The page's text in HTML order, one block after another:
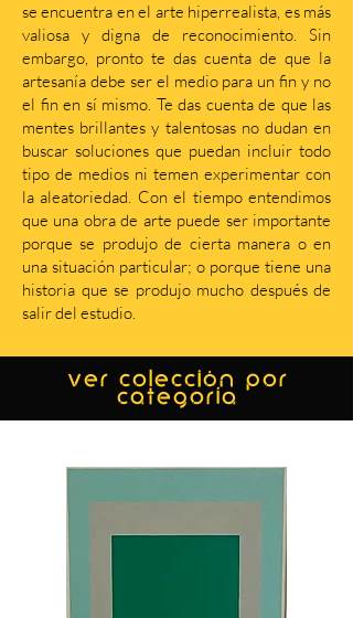
se encuentra en el arte hiperrealista, es más
valiosa y digna de reconocimiento. Sin
embargo, pronto te das cuenta de que la
artesanía debe ser el medio para un fin y no
el fin en sí mismo. Te das cuenta de que las
mentes brillantes y talentosas no dudan en
buscar soluciones que puedan incluir todo
tipo de medios ni temen experimentar con
la aleatoriedad. Con el tiempo entendimos
que una obra de arte puede ser importante
porque se produjo de cierta manera o en
una situación particular; o porque tiene una
historia que se produjo mucho después de
salir del estudio.
ver colección por
categoría